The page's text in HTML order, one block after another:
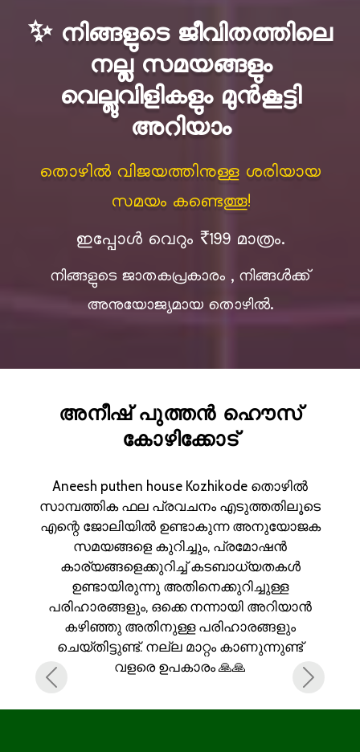
✨ നിങ്ങളുടെ ജീവിതത്തിലെ
നല്ല സമയങ്ങളും
വെല്ലുവിളികളും മുൻകൂട്ടി
അറിയാം
തൊഴിൽ വിജയത്തിനുള്ള ശരിയായ
സമയം കണ്ടെത്തൂ!
ഇപ്പോൾ വെറും ₹199 മാത്രം.
നിങ്ങളുടെ ജാതകപ്രകാരം , നിങ്ങള്‍ക്ക്
അനുയോജ്യമായ തൊഴില്‍.
അനീഷ് പുത്തൻ ഹൌസ്
കോഴിക്കോട്
Aneesh puthen house Kozhikode തൊഴിൽ
സാമ്പത്തിക ഫല പ്രവചനം എടുത്തതിലൂടെ
എന്റെ ജോലിയിൽ ഉണ്ടാകുന്ന അനുയോജക
സമയങ്ങളെ കുറിച്ചും, പ്രമോഷൻ
കാര്യങ്ങളെക്കുറിച്ച് കടബാധ്യതകൾ
ഉണ്ടായിരുന്നു അതിനെക്കുറിച്ചുള്ള
പരിഹാരങ്ങളും, ഒക്കെ നന്നായി അറിയാൻ
കഴിഞ്ഞു അതിനുള്ള പരിഹാരങ്ങളും
ചെയ്തിട്ടുണ്ട്. നല്ല മാറ്റം കാണുന്നുണ്ട്
വളരെ ഉപകാരം 🙏🙏